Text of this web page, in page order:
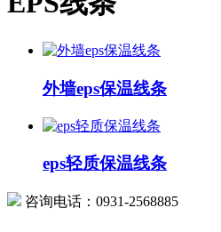
外墙eps保温线条
eps轻质保温线条
咨询电话：0931-2568885